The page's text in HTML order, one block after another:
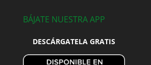
BÁJATE NUESTRA APP
DESCÁRGATELA GRATIS